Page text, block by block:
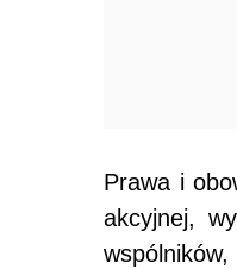
Prawa i
akcyjnej,